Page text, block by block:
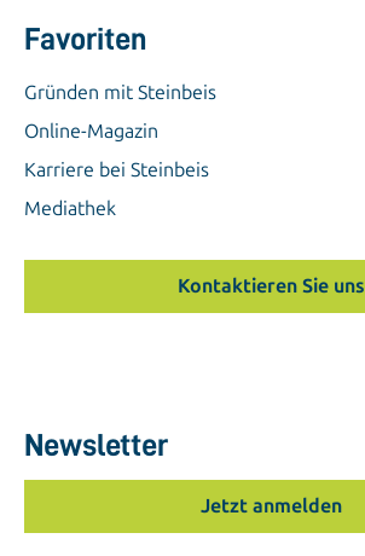
Favoriten
Gründen mit Steinbeis
Online-Magazin
Karriere bei Steinbeis
Mediathek
Kontaktieren Sie uns
Newsletter
Jetzt anmelden